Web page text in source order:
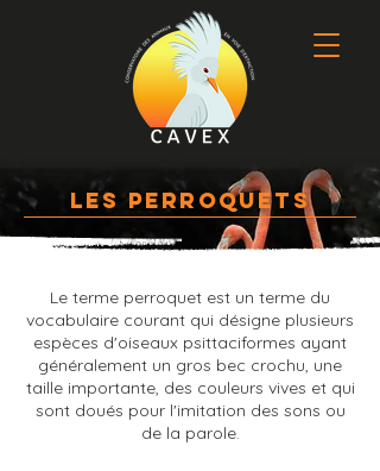
LES PERROQUETS
Le terme perroquet est un terme du
vocabulaire courant qui désigne plusieurs
espèces d'oiseaux psittaciformes ayant
généralement un gros bec crochu, une
taille importante, des couleurs vives et qui
sont doués pour l'imitation des sons ou
de la parole.